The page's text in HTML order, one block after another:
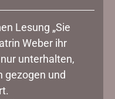
Lesung „Sie
Weber ihr
unterhalten,
gezogen und